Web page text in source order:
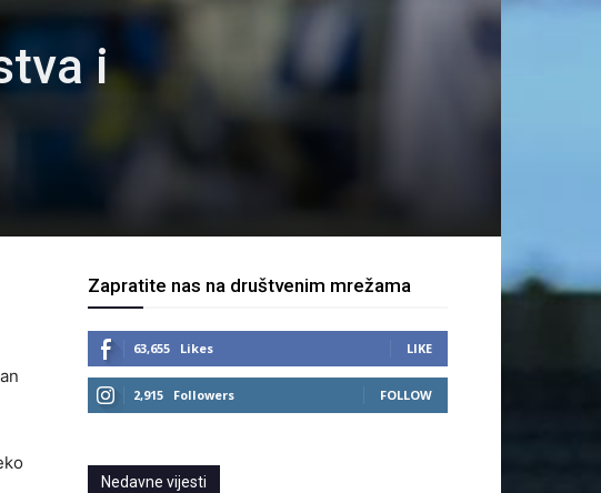
i
Zapratite nas na društvenim mrežama
63,655 Likes LIKE
2,915 Followers FOLLOW
Nedavne vijesti